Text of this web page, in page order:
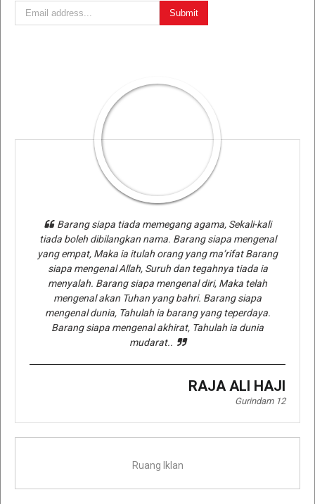
Barang siapa tiada memegang agama, Sekali-kali
tiada boleh dibilangkan nama. Barang siapa mengenal
yang empat, Maka ia itulah orang yang ma’rifat Barang
siapa mengenal Allah, Suruh dan tegahnya tiada ia
menyalah. Barang siapa mengenal diri, Maka telah
mengenal akan Tuhan yang bahri. Barang siapa
mengenal dunia, Tahulah ia barang yang teperdaya.
Barang siapa mengenal akhirat, Tahulah ia dunia
mudarat..
RAJA ALI HAJI
Gurindam 12
Ruang Iklan